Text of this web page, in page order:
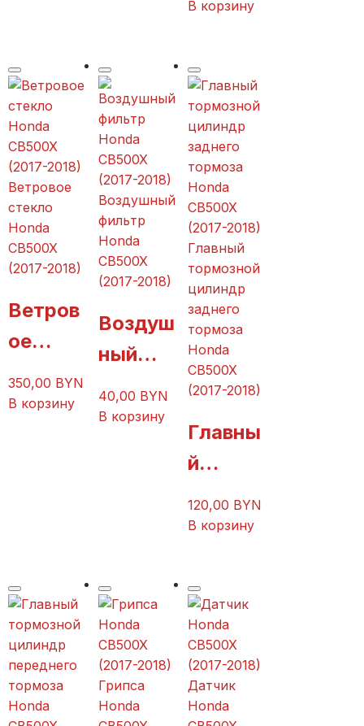
ора
CB500
X
(2017-
2018)
В корзину
Ветровое
стекло
Honda
CB500X
(2017-2018)
Ветров
ое
Honda
350,00 BYN
В корзину
Воздушный
фильтр
Honda
CB500X
(2017-2018)
Воздуш
ный
Honda
40,00 BYN
В корзину
Главный
тормозной
цилиндр
заднего
тормоза
Honda
CB500X
(2017-2018)
Главны
й
ной
р
заднег
о
тормоз
а
120,00 BYN
В корзину
Грипса
Honda
Датчик
Honda